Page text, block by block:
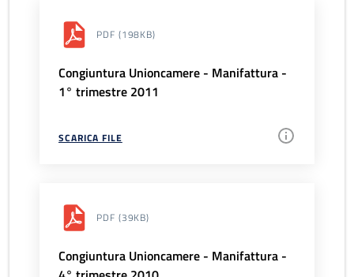
PDF (198KB)
Congiuntura Unioncamere - Manifattura -
1° trimestre 2011
SCARICA FILE
PDF (39KB)
Congiuntura Unioncamere - Manifattura -